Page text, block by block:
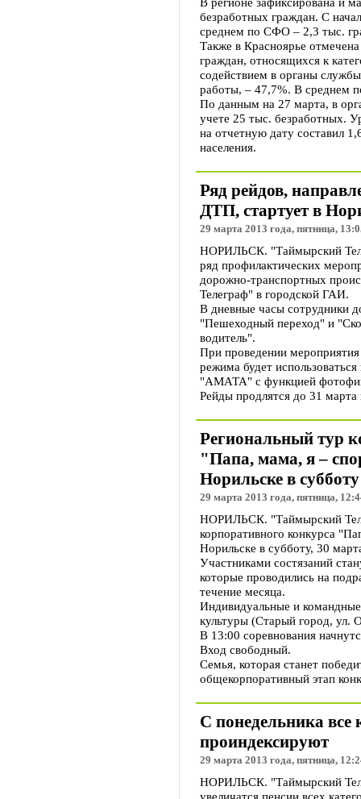
безработных граждан. С
среднем по СФО – 2,3 тыс.
Также в Красноярье
граждан, относящихся к
содействием в органы
работы, – 47,7%. В среднем
По данным на 27 марта, в
учете 25 тыс. безработных.
на отчетную дату составил
населения.
Ряд рейдов,
ДТП, стартует в
29 марта 2013 года, пятница,
НОРИЛЬСК. "Таймырский
ряд профилактических
дорожно-транспортных
Телеграф" в городской ГАИ.
В дневные часы сотрудники
"Пешеходный переход" и
водитель".
При проведении
режима будет
"АМАТА" с функцией
Рейды продлятся до 31 марта
Региональный тур
"Папа, мама, я –
Норильске в субботу
29 марта 2013 года, пятница,
НОРИЛЬСК. "Таймырский
корпоративного конкурса
Норильске в субботу, 30
Участниками состязаний
которые проводились на
течение месяца.
Индивидуальные и
культуры (Старый город, ул.
В 13:00 соревнования
Вход свободный.
Семья, которая станет
общекорпоративный этап
С понедельника все
проиндексируют
29 марта 2013 года, пятница,
НОРИЛЬСК. "Таймырский
увеличатся пенсии всех